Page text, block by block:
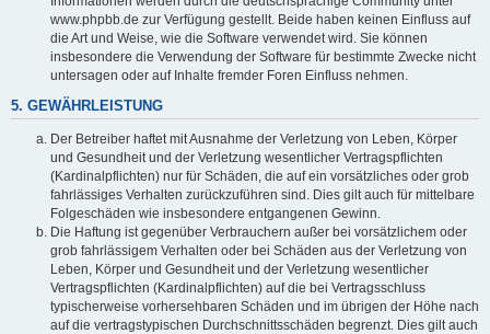
www.phpbb.de zur Verfügung gestellt. Beide haben keinen Einfluss auf
die Art und Weise, wie die Software verwendet wird. Sie können
insbesondere die Verwendung der Software für bestimmte Zwecke nicht
untersagen oder auf Inhalte fremder Foren Einfluss nehmen.
5. GEWÄHRLEISTUNG
Der Betreiber haftet mit Ausnahme der Verletzung von Leben, Körper
und Gesundheit und der Verletzung wesentlicher Vertragspflichten
(Kardinalpflichten) nur für Schäden, die auf ein vorsätzliches oder grob
fahrlässiges Verhalten zurückzuführen sind. Dies gilt auch für mittelbare
Folgeschäden wie insbesondere entgangenen Gewinn.
Die Haftung ist gegenüber Verbrauchern außer bei vorsätzlichem oder
grob fahrlässigem Verhalten oder bei Schäden aus der Verletzung von
Leben, Körper und Gesundheit und der Verletzung wesentlicher
Vertragspflichten (Kardinalpflichten) auf die bei Vertragsschluss
typischerweise vorhersehbaren Schäden und im übrigen der Höhe nach
auf die vertragstypischen Durchschnittsschäden begrenzt. Dies gilt auch